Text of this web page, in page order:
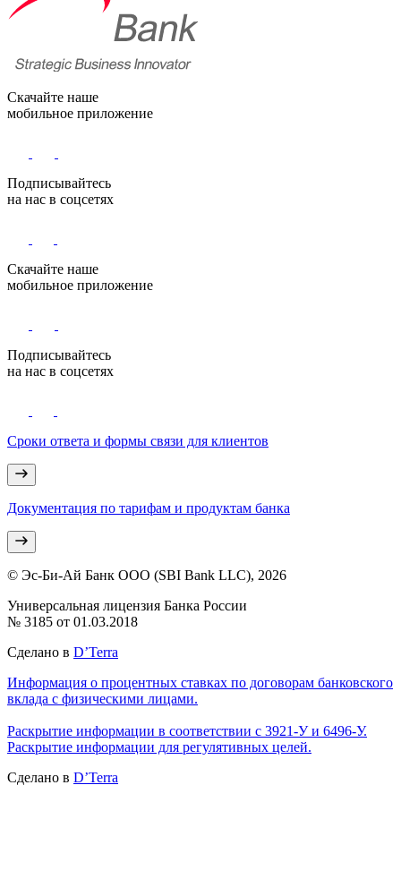
Скачайте наше
мобильное приложение
Подписывайтесь
на нас в соцсетях
Скачайте наше
мобильное приложение
Подписывайтесь
на нас в соцсетях
Сроки ответа и формы связи для клиентов
Документация по тарифам и продуктам банка
© Эс-Би-Ай Банк ООО (SBI Bank LLC), 2026
Универсальная лицензия Банка России
№ 3185 от 01.03.2018
Сделано в D’Terra
Информация о процентных ставках по договорам банковского
вклада с физическими лицами.
Раскрытие информации в соответствии с 3921-У и 6496-У.
Раскрытие информации для регулятивных целей.
Сделано в D’Terra